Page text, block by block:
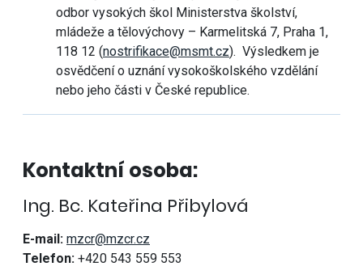
odbor vysokých škol Ministerstva školství,
mládeže a tělovýchovy – Karmelitská 7, Praha 1,
118 12 (nostrifikace@msmt.cz). Výsledkem je
osvědčení o uznání vysokoškolského vzdělání
nebo jeho části v České republice.
Kontaktní osoba:
Ing. Bc. Kateřina Přibylová
E-mail: mzcr@mzcr.cz
Telefon:+420 543 559 553